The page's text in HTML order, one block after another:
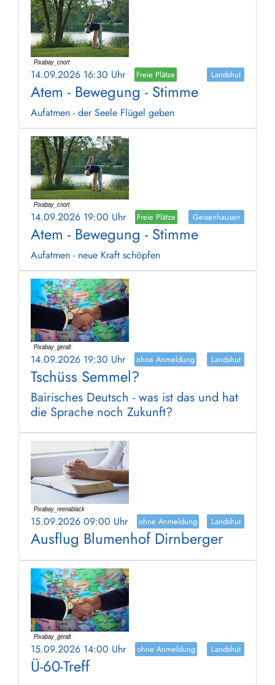
14.09.2026 16:30 Uhr Freie Plätze Landshut
Atem - Bewegung - Stimme
Aufatmen - der Seele Flügel geben
14.09.2026 19:00 Uhr Freie Plätze Geisenhausen
Atem - Bewegung - Stimme
Aufatmen - neue Kraft schöpfen
14.09.2026 19:30 Uhr ohne Anmeldung Landshut
Tschüss Semmel?
Bairisches Deutsch - was ist das und hat
die Sprache noch Zukunft?
15.09.2026 09:00 Uhr ohne Anmeldung Landshut
Ausflug Blumenhof Dirnberger
15.09.2026 14:00 Uhr ohne Anmeldung Landshut
Ü-60-Treff